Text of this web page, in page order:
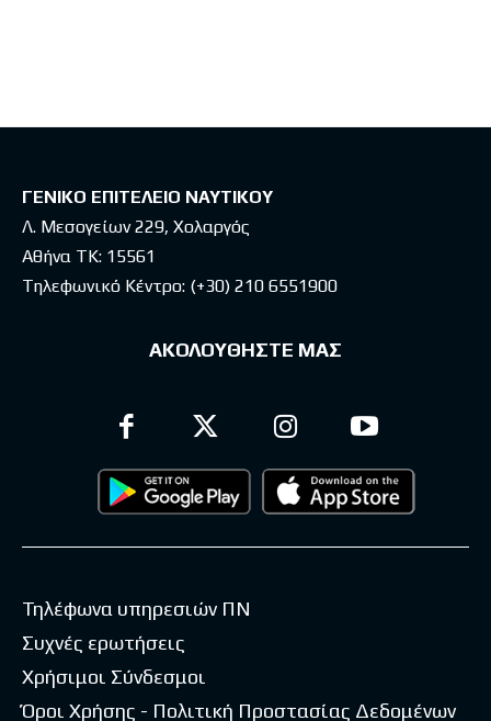
ΓΕΝΙΚΟ ΕΠΙΤΕΛΕΙΟ ΝΑΥΤΙΚΟΥ
Λ. Μεσογείων 229, Χολαργός
Αθήνα ΤΚ: 15561
Τηλεφωνικό Κέντρο: (+30) 210 6551900
ΑΚΟΛΟΥΘΗΣΤΕ ΜΑΣ
Τηλέφωνα υπηρεσιών ΠΝ
Συχνές ερωτήσεις
Χρήσιμοι Σύνδεσμοι
Όροι Χρήσης - Πολιτική Προστασίας Δεδομένων